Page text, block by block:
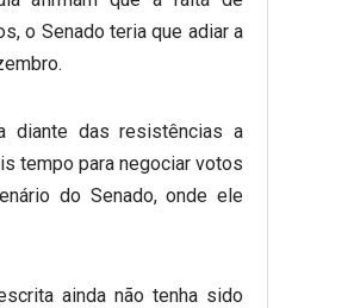
o Senado teria que adiar a
diante das resistências a
tempo para negociar votos
do Senado, onde ele
ainda não tenha sido